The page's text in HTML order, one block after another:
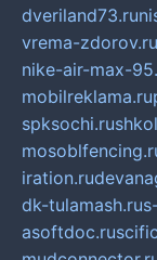
dveriland73.ru
vrema-zdorov.ru
nike-air-max-
mobilreklama.ru
spksochi.ru
iration.ru
dk-tulamash.ru
asoftdoc.ru